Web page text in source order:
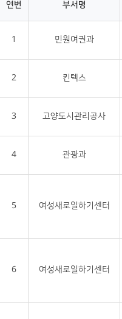
연번 부서명
1 민원여권과
2 킨텍스
3 고양도시관리공사
4 관광과
5 여성새로일하기센터
6 여성새로일하기센터